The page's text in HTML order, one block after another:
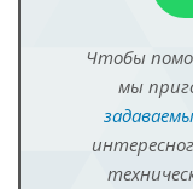
Чтобы
мы